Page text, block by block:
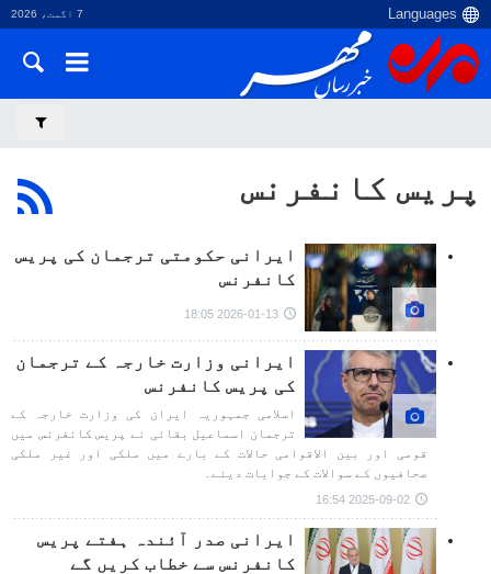
7 اگست، 2026
پریس کانفرنس
ایرانی حکومتی ترجمان کی پریس
کانفرنس
2026-01-13 18:05
ایرانی وزارت خارجہ کے ترجمان
کی پریس کانفرنس
اسلامی جمہوریہ ایران کی وزارت خارجہ کے
ترجمان اسماعیل بقائی نے پریس کانفرنس میں
قومی اور بین الاقوامی حالات کے بارے میں ملکی اور غیر ملکی
صحافیوں کے سوالات کے جوابات دیئے۔
2025-09-02 16:54
ایرانی صدر آئندہ ہفتے پریس
کانفرنس سے خطاب کریں گے